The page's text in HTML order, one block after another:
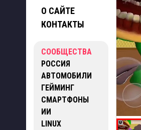
О САЙТЕ
КОНТАКТЫ
СООБЩЕСТВА
РОССИЯ
АВТОМОБИЛИ
ГЕЙМИНГ
СМАРТФОНЫ
ИИ
LINUX